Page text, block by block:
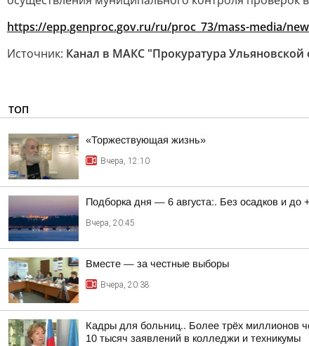
https://epp.genproc.gov.ru/ru/proc_73/mass-media/
Источник: Канал в МАКС "Прокуратура Ульяновской
ТОП
«Торжествующая жизнь»
Вчера, 12:10
Подборка дня — 6 августа:. Без осадков и до
Вчера, 20:45
Вместе — за честные выборы
Вчера, 20:38
Кадры для больниц.. Более трёх миллионов
10 тысяч заявлений в колледжи и техникумы